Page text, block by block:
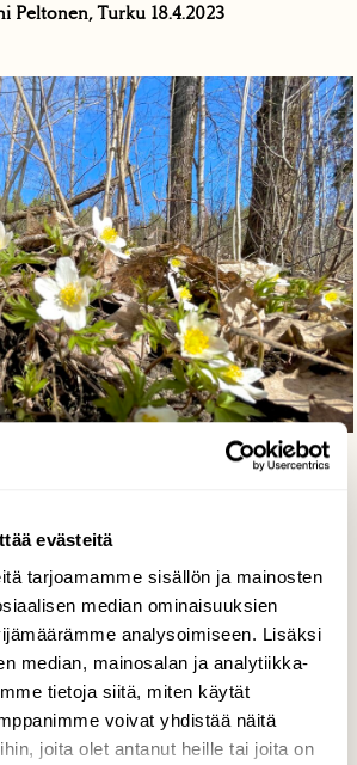
evästeitä
tarjoamamme sisällön ja mainosten
median ominaisuuksien
analysoimiseen. Lisäksi
median, mainosalan ja analytiikka-
tietoja siitä, miten käytät
voivat yhdistää näitä
joita olet antanut heille tai joita on
Peltonen, Turku 18.4.2023